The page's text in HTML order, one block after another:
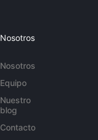
Nosotros
Nosotros
Equipo
Nuestro
blog
Contacto